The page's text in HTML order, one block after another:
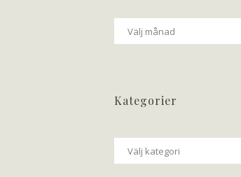
Arkiv
Kategorier
Kategorier